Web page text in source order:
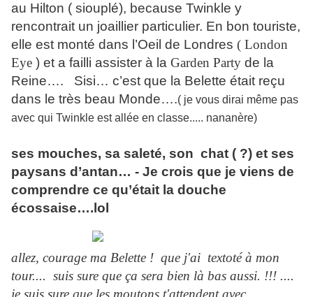
au Hilton ( siouplé), because Twinkle y
rencontrait un joaillier particulier. En bon touriste,
elle est monté dans l’Oeil de Londres ( London
Eye ) et a failli assister à la Garden Party de la
Reine…. Sisi… c’est que la Belette était reçu
dans le très beau Monde….( je vous dirai même pas
avec qui Twinkle est allée en classe..... nananère)
ses mouches, sa saleté, son chat ( ?) et ses
paysans d’antan… - Je crois que je viens de
comprendre ce qu’était la douche
écossaise….lol
allez, courage ma Belette ! que j'ai textoté à mon
tour.... suis sure que ça sera bien là bas aussi. !!! ....
je suis sure que les moutons t'attendent avec